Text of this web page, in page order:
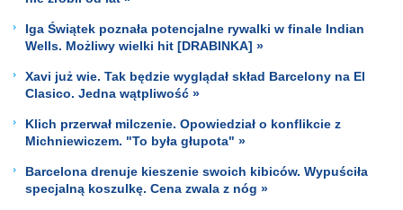
Iga Świątek poznała potencjalne rywalki w finale Indian
Wells. Możliwy wielki hit [DRABINKA] »
Xavi już wie. Tak będzie wyglądał skład Barcelony na El
Clasico. Jedna wątpliwość »
Klich przerwał milczenie. Opowiedział o konflikcie z
Michniewiczem. "To była głupota" »
Barcelona drenuje kieszenie swoich kibiców. Wypuściła
specjalną koszulkę. Cena zwala z nóg »